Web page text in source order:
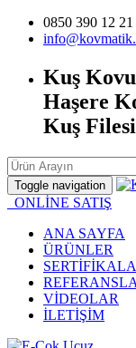
0850 390 12 21
Kuş
Haşere
Kuş
Toggle navigation
ONLİNE SATIŞ
ANA SAYFA
ÜRÜNLER
VİDEOLAR
İLETİŞİM